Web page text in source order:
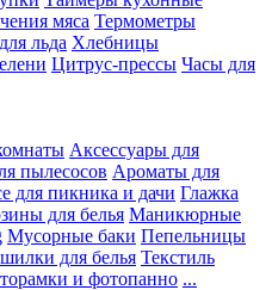
мяса Термометры
льда Хлебницы
Цитрус-прессы Часы для
Аксессуары для
пылесосов Ароматы для
для пикника и дачи Глажка
для белья Маникюрные
Мусорные баки Пепельницы
для белья Текстиль
и фотопанно ...